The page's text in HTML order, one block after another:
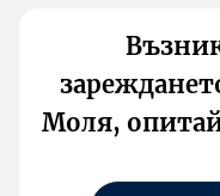
Моля,